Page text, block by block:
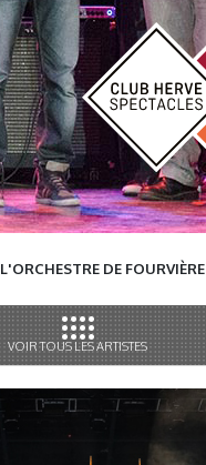
L'ORCHESTRE DE FOURVIÈRE
VOIR TOUS LES ARTISTES